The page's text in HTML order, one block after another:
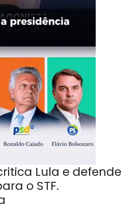
Lula e defende
o STF.